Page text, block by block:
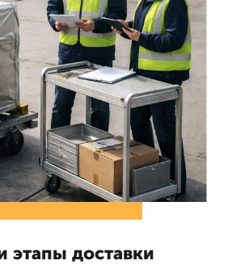
этапы доставки